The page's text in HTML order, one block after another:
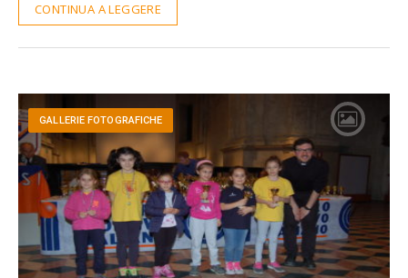
CONTINUA A LEGGERE
GALLERIE FOTOGRAFICHE